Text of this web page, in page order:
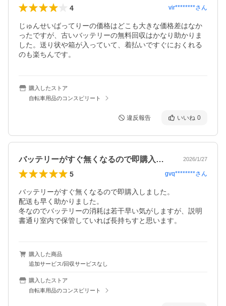
4 vir********さん
じゅんせいばってりーの価格はどこも大きな価格差はなか
ったですが、古いバッテリーの無料回収はかなり助かりま
した。送り状や箱が入っていて、着払いですぐにおくれる
のも楽ちんです。
購入したストア
自転車用品のコンスピリート
違反報告 いいね 0
バッテリーがすぐ無くなるので即購入しま… 2026/1/27
5 gvq********さん
バッテリーがすぐ無くなるので即購入しました。
配送も早く助かりました。
冬なのでバッテリーの消耗は若干早い気がしますが、説明
書通り室内で保管していれば長持ちすと思います。
購入した商品
追加サービス/回収サービスなし
購入したストア
自転車用品のコンスピリート